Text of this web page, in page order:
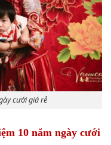
cưới giá rẻ
10 năm ngày cưới